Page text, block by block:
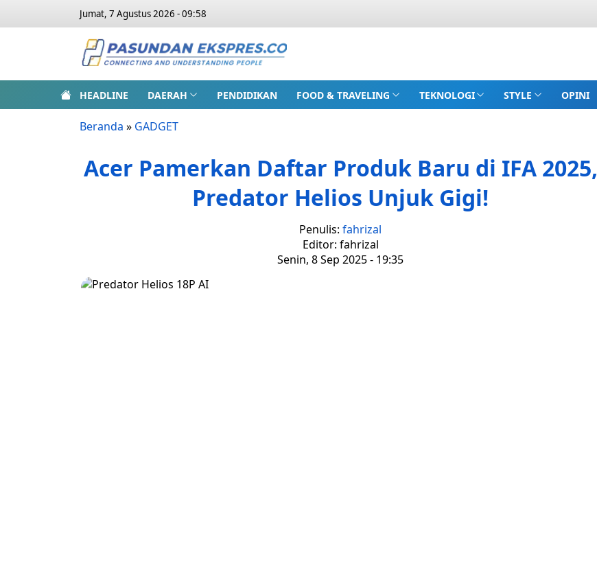
Jumat, 7 Agustus 2026 - 09:58
HEADLINE DAERAH PENDIDIKAN FOOD & TRAVELING TEKNOLOGI STYLE OPINI
Beranda » GADGET
Acer Pamerkan Daftar Produk Baru di IFA 2025,
Predator Helios Unjuk Gigi!
Penulis: fahrizal
Editor: fahrizal
Senin, 8 Sep 2025 - 19:35